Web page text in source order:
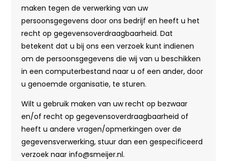
maken tegen de verwerking van uw
persoonsgegevens door ons bedrijf en heeft u het
recht op gegevensoverdraagbaarheid. Dat
betekent dat u bij ons een verzoek kunt indienen
om de persoonsgegevens die wij van u beschikken
in een computerbestand naar u of een ander, door
u genoemde organisatie, te sturen.
Wilt u gebruik maken van uw recht op bezwaar
en/of recht op gegevensoverdraagbaarheid of
heeft u andere vragen/opmerkingen over de
gegevensverwerking, stuur dan een gespecificeerd
verzoek naar info@smeijer.nl.